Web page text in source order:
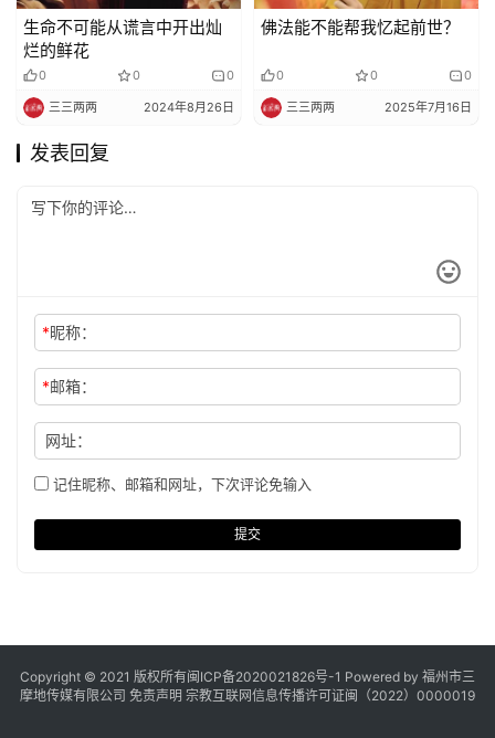
生命不可能从谎言中开出灿
烂的鲜花
0 0 0
三三两两 2024年8月26日
佛法能不能帮我忆起前世？
0 0 0
三三两两 2025年7月16日
发表回复
*昵称：
*邮箱：
网址：
记住昵称、邮箱和网址，下次评论免输入
提交
Copyright © 2021 版权所有闽ICP备2020021826号-1 Powered by 福州市三
摩地传媒有限公司 免责声明 宗教互联网信息传播许可证闽（2022）0000019